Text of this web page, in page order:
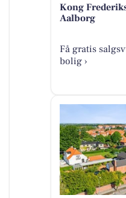
Kong
Aalborg
Få gratis
bolig ›